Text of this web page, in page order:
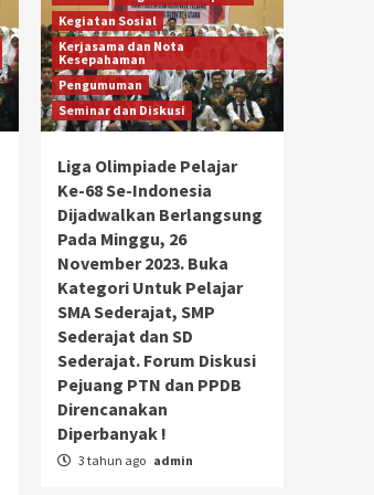
Kegiatan Sosial
Kerjasama dan Nota
Kesepahaman
Pengumuman
Seminar dan Diskusi
Liga Olimpiade Pelajar
Ke-68 Se-Indonesia
Dijadwalkan Berlangsung
Pada Minggu, 26
November 2023. Buka
Kategori Untuk Pelajar
SMA Sederajat, SMP
Sederajat dan SD
Sederajat. Forum Diskusi
Pejuang PTN dan PPDB
Direncanakan
Diperbanyak !
3 tahun ago admin